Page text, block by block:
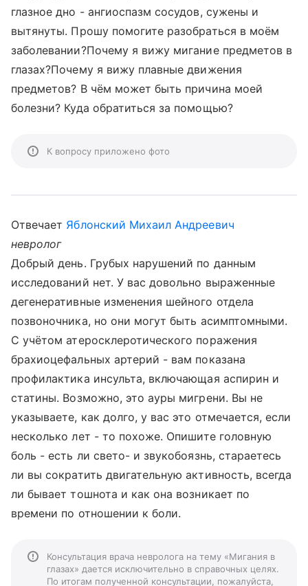
глазное дно - ангиоспазм сосудов, сужены и
вытянуты. Прошу помогите разобраться в моём
заболевании?Почему я вижу мигание предметов в
глазах?Почему я вижу плавные движения
предметов? В чём может быть причина моей
болезни? Куда обратиться за помощью?
К вопросу приложено фото
Отвечает Яблонский Михаил Андреевич
невролог
Добрый день. Грубых нарушений по данным
исследований нет. У вас довольно выраженные
дегенеративные изменения шейного отдела
позвоночника, но они могут быть асимптомными.
С учётом атеросклеротического поражения
брахиоцефальных артерий - вам показана
профилактика инсульта, включающая аспирин и
статины. Возможно, это ауры мигрени. Вы не
указываете, как долго, у вас это отмечается, если
несколько лет - то похоже. Опишите головную
боль - есть ли свето- и звукобоязнь, стараетесь
ли вы сократить двигательную активность, всегда
ли бывает тошнота и как она возникает по
времени по отношении к боли.
Консультация врача невролога на тему «Мигания в
глазах» дается исключительно в справочных целях.
По итогам полученной консультации, пожалуйста,